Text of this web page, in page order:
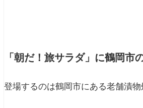
「朝だ！旅サラダ」に鶴岡市
登場するのは鶴岡市にある老舗漬物